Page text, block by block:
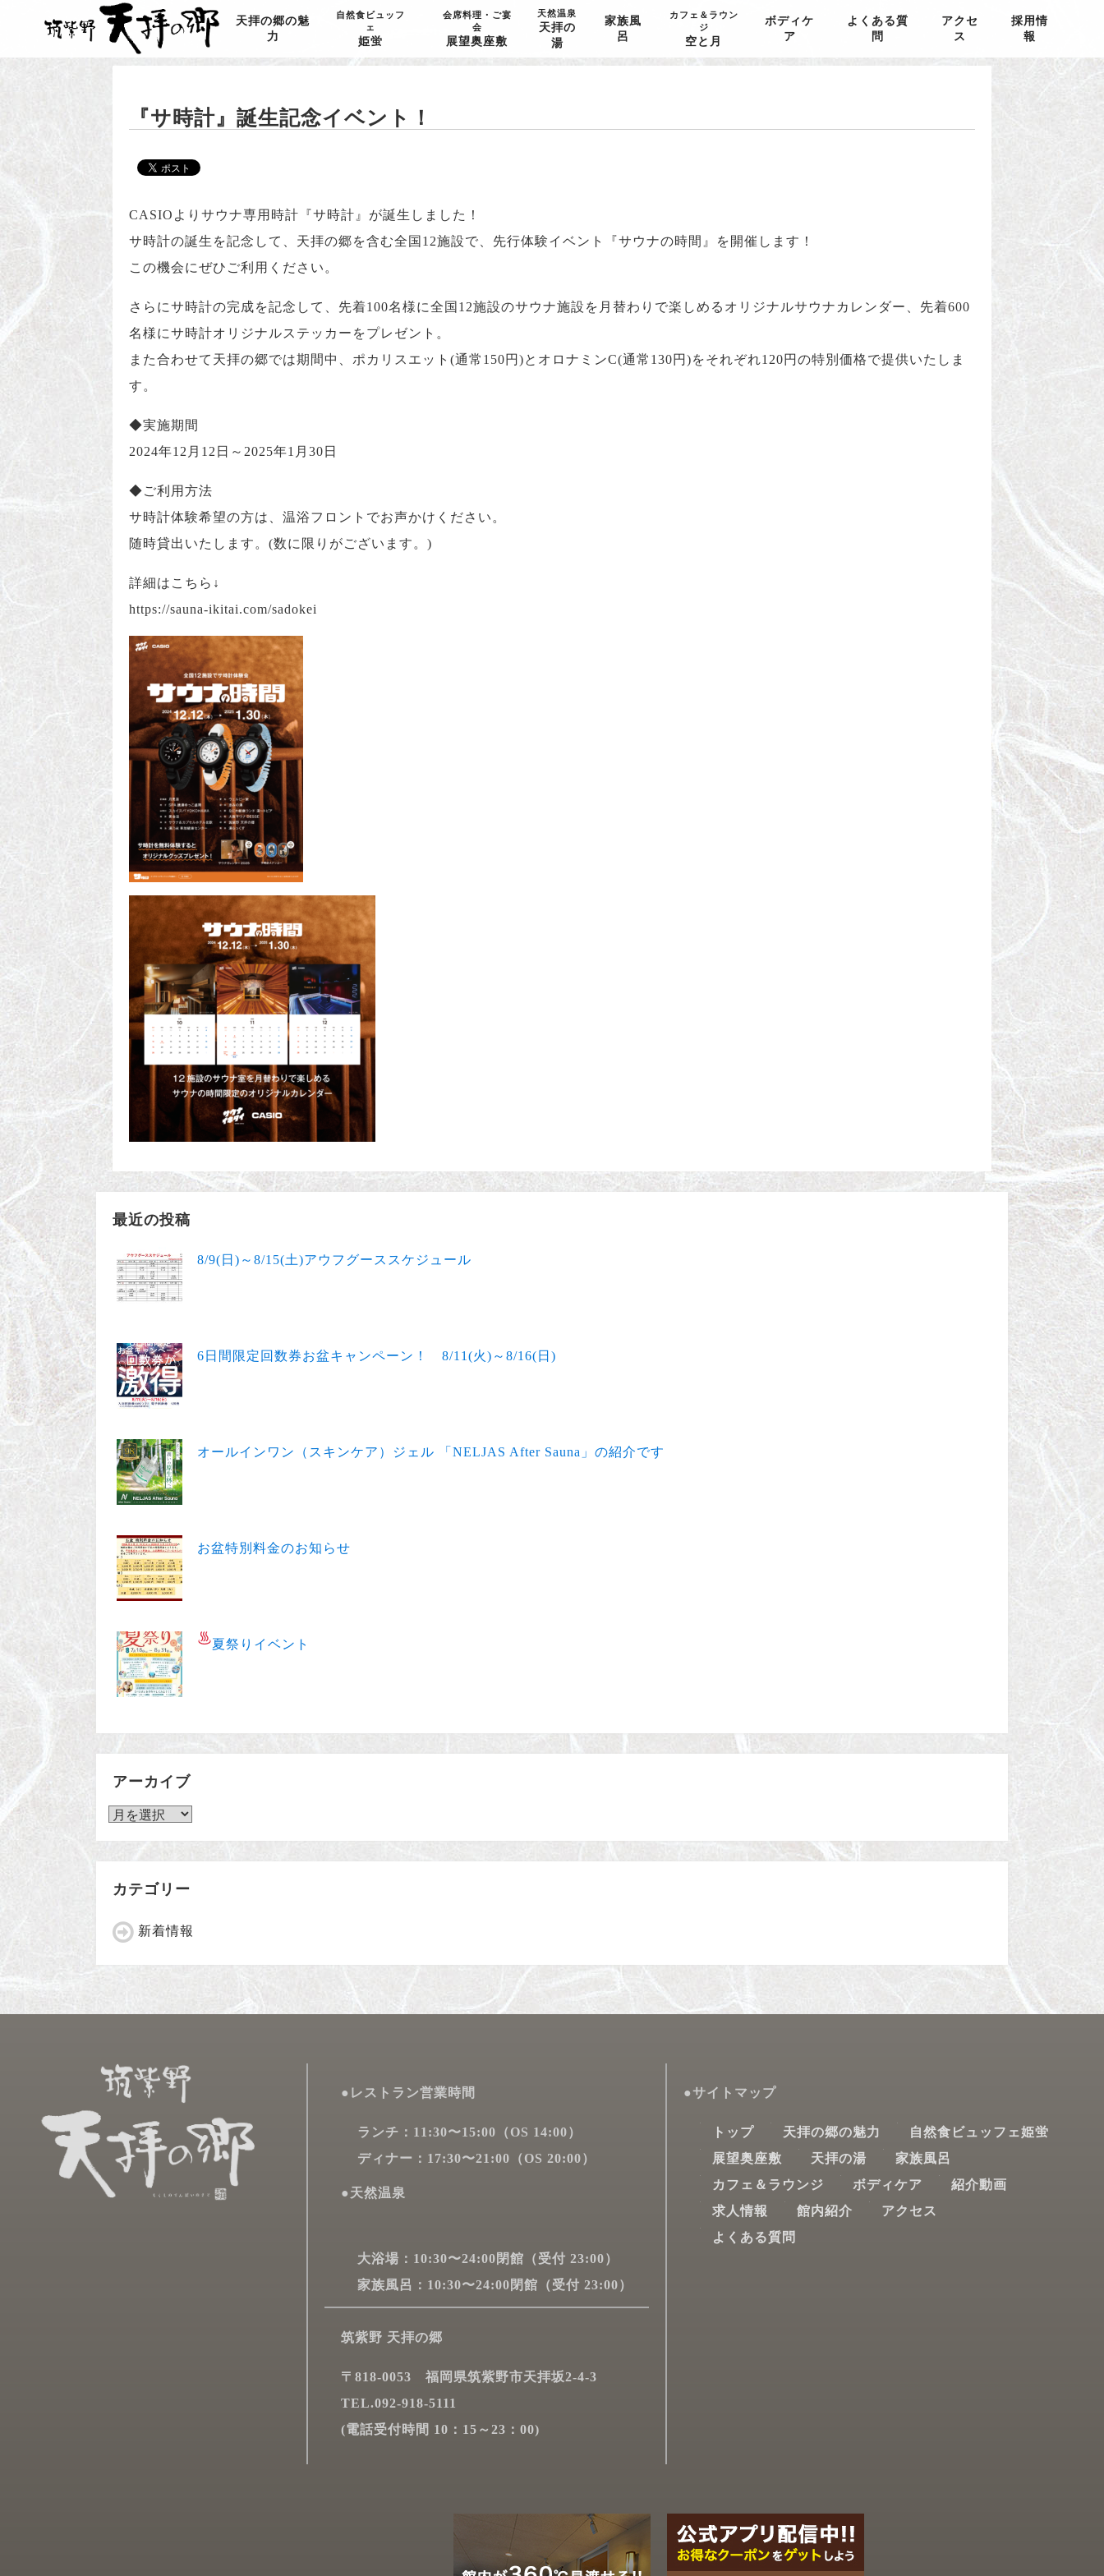
天拝の郷の魅
力
自然食ビュッフ
ェ
姫蛍
会席料理・ご宴
会
展望奥座敷
天然温泉
天拝の
湯
家族風
呂
カフェ＆ラウン
ジ
空と月
ボディケ
ア
よくある質
問
アクセ
ス
採用情
報
『サ時計』誕生記念イベント！
CASIOよりサウナ専用時計『サ時計』が誕生しました！
サ時計の誕生を記念して、天拝の郷を含む全国12施設で、先行体験イベント『サウナの時間』を開催します！
この機会にぜひご利用ください。
さらにサ時計の完成を記念して、先着100名様に全国12施設のサウナ施設を月替わりで楽しめるオリジナルサウナカレンダー、先着600
名様にサ時計オリジナルステッカーをプレゼント。
また合わせて天拝の郷では期間中、ポカリスエット(通常150円)とオロナミンC(通常130円)をそれぞれ120円の特別価格で提供いたしま
す。
◆実施期間
2024年12月12日～2025年1月30日
◆ご利用方法
サ時計体験希望の方は、温浴フロントでお声かけください。
随時貸出いたします。(数に限りがございます。)
詳細はこちら↓
https://sauna-ikitai.com/sadokei
最近の投稿
8/9(日)～8/15(土)アウフグーススケジュール
6日間限定回数券お盆キャンペーン！ 8/11(火)～8/16(日)
オールインワン（スキンケア）ジェル 「NELJAS After Sauna」の紹介です
お盆特別料金のお知らせ
夏祭りイベント
アーカイブ
ア
ー
イ
ブ
カテゴリー
新着情報
●レストラン営業時間
ランチ：11:30〜15:00（OS 14:00）
ディナー：17:30〜21:00（OS 20:00）
●天然温泉
大浴場：10:30〜24:00閉館（受付 23:00）
家族風呂：10:30〜24:00閉館（受付 23:00）
筑紫野 天拝の郷
〒818-0053 福岡県筑紫野市天拝坂2-4-3
TEL.092-918-5111
(電話受付時間 10：15～23：00)
●サイトマップ
トップ 天拝の郷の魅力
自然食ビュッフェ姫蛍
展望奥座敷
天拝の湯
家族風呂
カフェ＆ラウンジ
ボディケア
紹介動画
求人情報
館内紹介
アクセス
よくある質問